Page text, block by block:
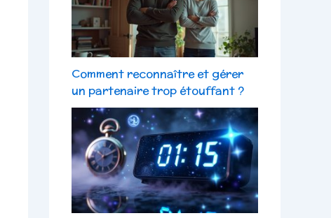
Comment reconnaître et gérer
un partenaire trop étouffant ?